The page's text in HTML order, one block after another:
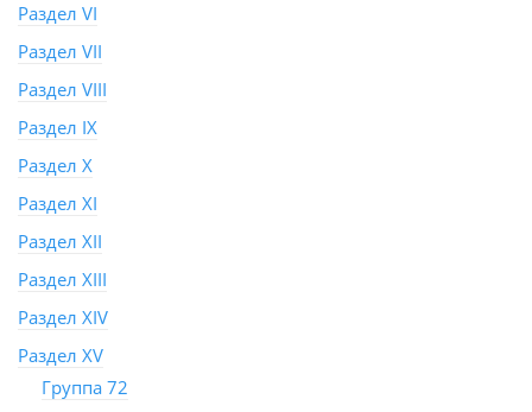
Раздел VI
Раздел VII
Раздел VIII
Раздел IX
Раздел X
Раздел XI
Раздел XII
Раздел XIII
Раздел XIV
Раздел XV
Группа 72